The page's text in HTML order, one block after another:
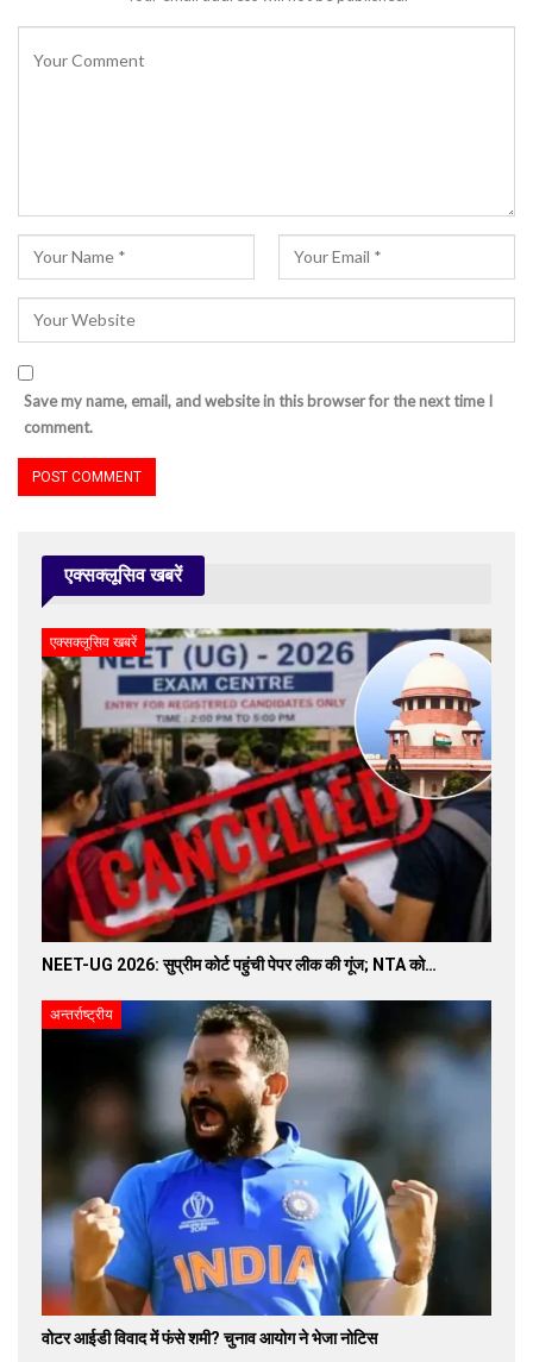
Save my name, email, and website in this browser for the next time I
comment.
एक्सक्लूसिव खबरें
एक्सक्लूसिव खबरें
NEET-UG 2026: सुप्रीम कोर्ट पहुंची पेपर लीक की गूंज; NTA को…
अन्तर्राष्ट्रीय
वोटर आईडी विवाद में फंसे शमी? चुनाव आयोग ने भेजा नोटिस